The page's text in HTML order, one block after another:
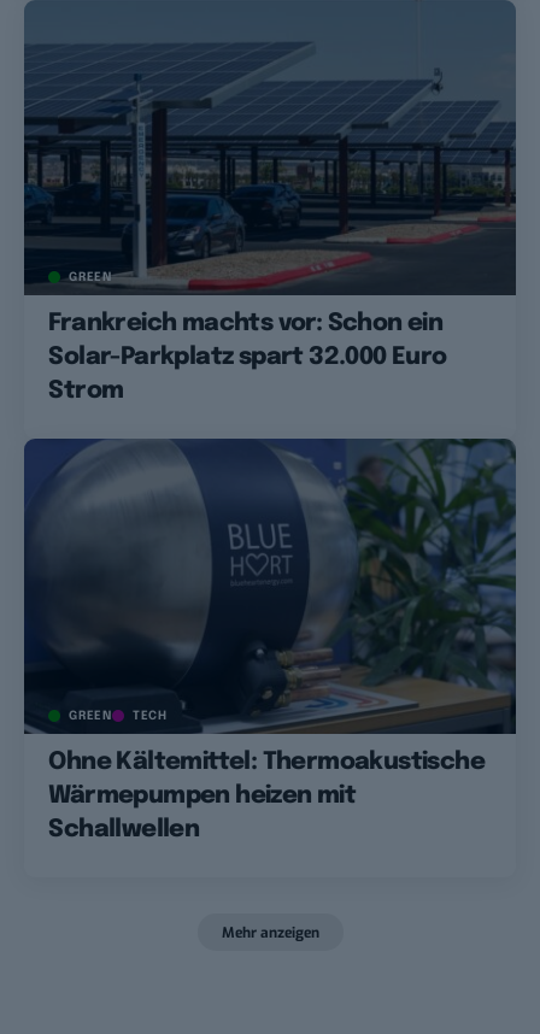
GREEN
Frankreich machts vor: Schon ein
Solar-Parkplatz spart 32.000 Euro
Strom
GREEN TECH
Ohne Kältemittel: Thermoakustische
Wärmepumpen heizen mit
Schallwellen
Mehr anzeigen